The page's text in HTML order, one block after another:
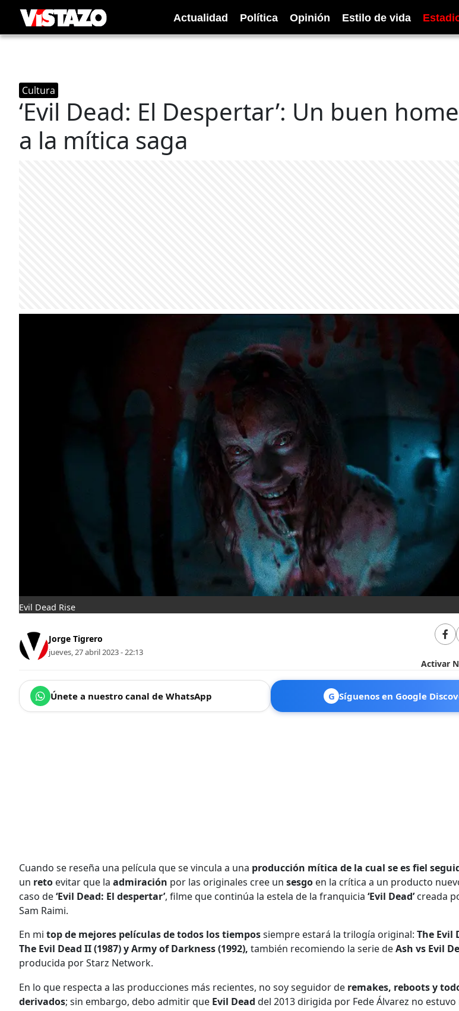
Actualidad Política Opinión Estilo de vida
Cultura
‘Evil Dead: El Despertar’: Un buen
a la mítica saga
Evil Dead Rise
Jorge Tigrero
jueves, 27 abril 2023 - 22:13
Activar
Únete a nuestro canal de WhatsApp G Síguenos en Google
Cuando se reseña una película que se vincula a una producción mítica de la cual se es fiel
un reto evitar que la admiración por las originales cree un sesgo en la crítica a un producto
caso de‘Evil Dead: El despertar’, filme que continúa la estela de la franquicia ‘Evil Dead’creada
Sam Raimi.
En mi top de mejores películasde todos los tiempossiempre estará la trilogía original: The Evil
The Evil Dead II (1987) y Army of Darkness (1992), también recomiendo la serie deAsh vs Evil
producida por Starz Network.
En lo que respecta a las producciones más recientes, no soy seguidor de remakes, reboots y
derivados; sin embargo, debo admitir que Evil Dead del 2013 dirigida por Fede Álvarez no